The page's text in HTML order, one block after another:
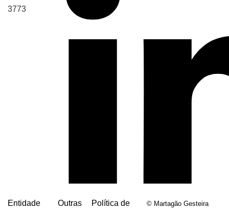
3773
Entidade
Outras
Política de
© Martagão Gesteira